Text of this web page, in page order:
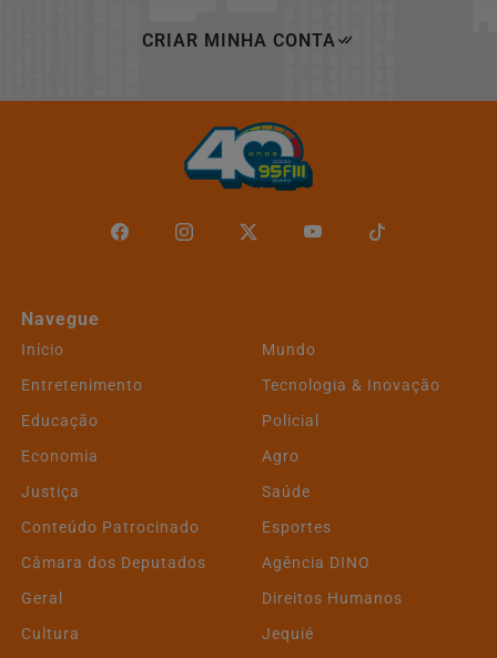
CRIAR MINHA CONTA
Navegue
Início
Mundo
Entretenimento
Tecnologia & Inovação
Educação
Policial
Economia
Agro
Justiça
Saúde
Conteúdo Patrocinado
Esportes
Câmara dos Deputados
Agência DINO
Geral
Direitos Humanos
Cultura
Jequié